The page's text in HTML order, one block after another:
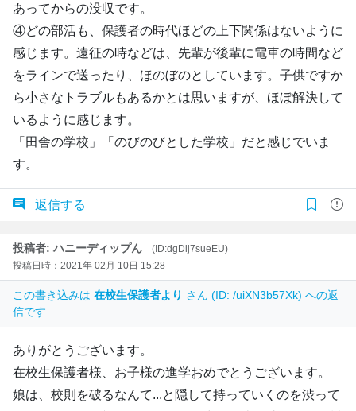
あってからの没収です。
④どの部活も、保護者の時代ほどの上下関係はないように
感じます。遠征の時などは、先輩が後輩に電車の時間など
をラインで送ったり、ほのぼのとしています。子供ですか
ら小さなトラブルもあるかとは思いますが、ほぼ解決して
いるように感じます。
「田舎の学校」「のびのびとした学校」だと感じでいま
す。
返信する
投稿者: ハニーディップん
(ID:dgDij7sueEU)
投稿日時：2021年 02月 10日 15:28
この書き込みは 在校生保護者より さん (ID: /uiXN3b57Xk) への返
信です
ありがとうございます。
在校生保護者様、お子様の進学おめでとうございます。
娘は、校則を破るなんて...と隠して持っていくのを渋って